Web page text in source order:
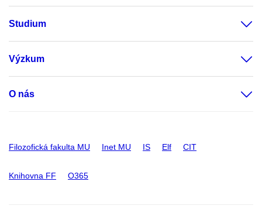
Studium
Výzkum
O nás
Filozofická fakulta MU Inet MU IS Elf CIT
Knihovna FF O365